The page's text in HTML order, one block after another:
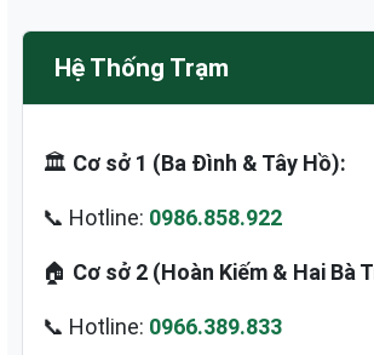
Hệ Thống Trạm
🏛️ Cơ sở 1 (Ba Đình & Tây Hồ):
📞 Hotline: 0986.858.922
🏠 Cơ sở 2 (Hoàn Kiếm & Hai Bà
📞 Hotline: 0966.389.833